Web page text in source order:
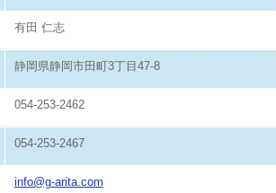
有田 仁志
静岡県静岡市田町3丁目47-8
054-253-2462
054-253-2467
info@g-arita.com